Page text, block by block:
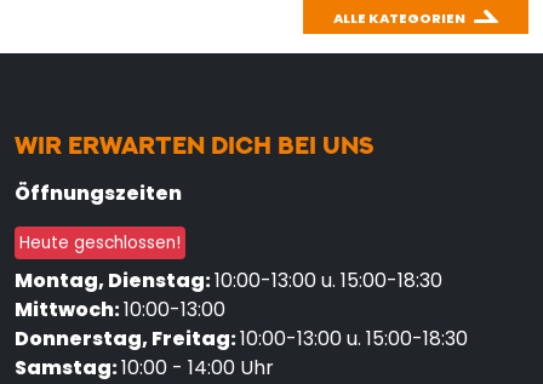
ALLE KATEGORIEN
WIR ERWARTEN DICH BEI UNS
Öffnungszeiten
Heute geschlossen!
Montag, Dienstag:10:00-13:00 u. 15:00-18:30
Mittwoch:10:00-13:00
Donnerstag, Freitag:10:00-13:00 u. 15:00-18:30
Samstag:10:00 - 14:00 Uhr